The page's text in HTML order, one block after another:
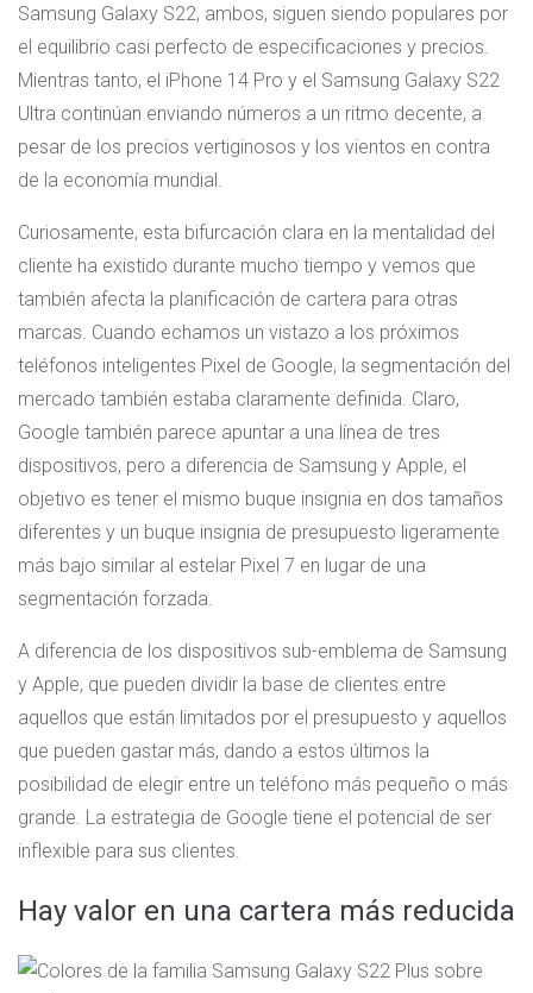
Samsung Galaxy S22, ambos, siguen siendo populares por
el equilibrio casi perfecto de especificaciones y precios.
Mientras tanto, el iPhone 14 Pro y el Samsung Galaxy S22
Ultra continúan enviando números a un ritmo decente, a
pesar de los precios vertiginosos y los vientos en contra
de la economía mundial.
Curiosamente, esta bifurcación clara en la mentalidad del
cliente ha existido durante mucho tiempo y vemos que
también afecta la planificación de cartera para otras
marcas. Cuando echamos un vistazo a los próximos
teléfonos inteligentes Pixel de Google, la segmentación del
mercado también estaba claramente definida. Claro,
Google también parece apuntar a una línea de tres
dispositivos, pero a diferencia de Samsung y Apple, el
objetivo es tener el mismo buque insignia en dos tamaños
diferentes y un buque insignia de presupuesto ligeramente
más bajo similar al estelar Pixel 7 en lugar de una
segmentación forzada.
A diferencia de los dispositivos sub-emblema de Samsung
y Apple, que pueden dividir la base de clientes entre
aquellos que están limitados por el presupuesto y aquellos
que pueden gastar más, dando a estos últimos la
posibilidad de elegir entre un teléfono más pequeño o más
grande. La estrategia de Google tiene el potencial de ser
inflexible para sus clientes.
Hay valor en una cartera más reducida